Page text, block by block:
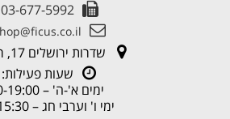
03-677-5992
שדרות ירושלים 17, רמת גן
שעות פעילות:
ימים א'-ה' – 08:00-19:00
ימי ו' וערבי חג – 08:00-15:30